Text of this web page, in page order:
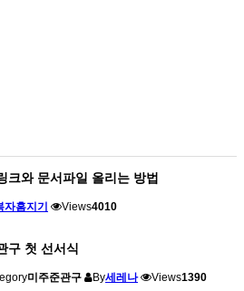
크와 문서파일 올리는 방법
자홈지기 Views4010
구 첫 선서식
미주준관구 By세레나 Views1390